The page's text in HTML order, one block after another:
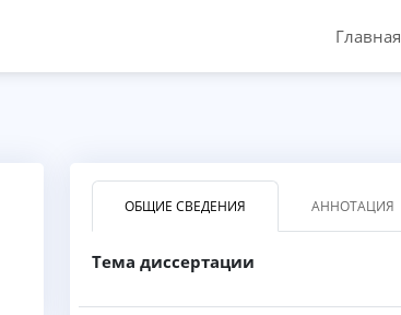
Главная
ОБЩИЕ СВЕДЕНИЯ АННОТАЦИЯ
Тема диссертации